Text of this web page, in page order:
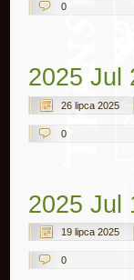
0
2025 Jul
26 lipca 2025
0
2025 Jul
19 lipca 2025
0